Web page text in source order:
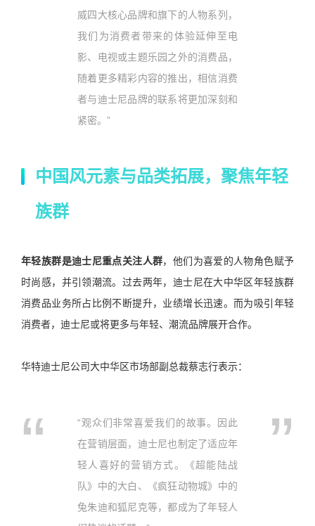
威四大核心品牌和旗下的人物系列，
我们为消费者带来的体验延伸至电
影、电视或主题乐园之外的消费品，
随着更多精彩内容的推出，相信消费
者与迪士尼品牌的联系将更加深刻和
紧密。”
中国风元素与品类拓展，聚焦年轻
族群
年轻族群是迪士尼重点关注人群，他们为喜爱的人物角色赋予
时尚感，并引领潮流。过去两年，迪士尼在大中华区年轻族群
消费品业务所占比例不断提升，业绩增长迅速。而为吸引年轻
消费者，迪士尼或将更多与年轻、潮流品牌展开合作。
华特迪士尼公司大中华区市场部副总裁蔡志行表示：
“观众们非常喜爱我们的故事。因此
在营销层面，迪士尼也制定了适应年
轻人喜好的营销方式。《超能陆战
队》中的大白、《疯狂动物城》中的
兔朱迪和狐尼克等，都成为了年轻人